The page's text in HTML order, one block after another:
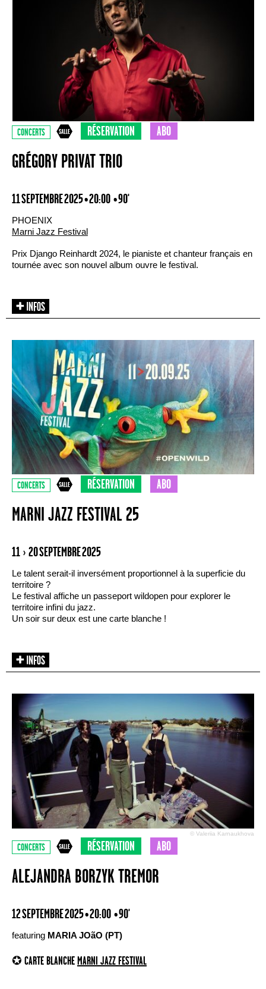
CONCERTS RÉSERVATION ABO
GRÉGORY PRIVAT TRIO
11 SEPTEMBRE 2025 • 20:00 • 90'
PHOENIX
Marni Jazz Festival
Prix Django Reinhardt 2024, le pianiste et chanteur français en
tournée avec son nouvel album ouvre le festival.
CONCERTS RÉSERVATION ABO
MARNI JAZZ FESTIVAL 25
11 › 20 SEPTEMBRE 2025
Le talent serait-il inversément proportionnel à la superficie du
territoire ?
Le festival affiche un passeport wildopen pour explorer le
territoire infini du jazz.
Un soir sur deux est une carte blanche !
© Valeriia Karnaukhova
CONCERTS RÉSERVATION ABO
ALEJANDRA BORZYK TREMOR
12 SEPTEMBRE 2025 • 20:00 • 90'
featuring MARIA JOãO (PT)
✪ CARTE BLANCHE MARNI JAZZ FESTIVAL